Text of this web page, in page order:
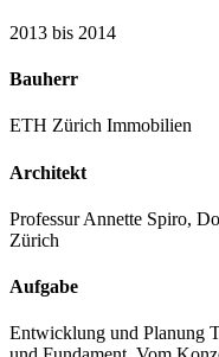
2013 bis 2014
Bauherr
ETH Zürich Immobilien
Architekt
Professur Annette Spiro,
Zürich
Aufgabe
Entwicklung und Planung